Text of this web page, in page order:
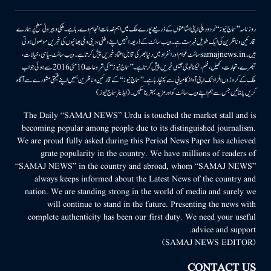
روزنامہ ’’سماج نیوز‘‘ اُردو دہلی اپنی اشاعتوں کے ذریعے پورے ملک میں اہم خدمات انجام دے رہا ہے۔ ملکی وبیرونی سطح پر ہمارے
قارئین وناظرین کی ایک طویل فہرست ہے۔ ویب سائٹ کے ذریعہ انہیں اپنے وطنی، دینی وملی بھائیوں کی خبریں موصول ہوتی
ہیں۔samajnews.inسائٹ عوام اور انفراد میں دنیا بھر کی قابل اعتماد خبریں پیش کرتا ہے۔ ویب سائٹ سیاسی، خیالات،
تبصرے، تجارت، کھیل، فلم، ٹیکنالوجی جیسی خبریں پیش کرتا ہے۔ ’’سماج نیوز‘‘ کی شروعات 10مئی 2016 سے ہوئی جو اب
ملک کے کروڑوں افراد تک اپنی آواز کامیابی سے پہنچا رہا ہے۔ ’’سماج نیوز‘‘ کے قارئین وناظرین ہمیں اپنے قیمتی مشورے سے آگاہ
کریں یا بتائیں جس سے ہم اپنے ویب سائٹ کو اور مزید بہتر بناسکیں۔ (ایڈیٹر سماج نیوز)
The Daily “SAMAJ NEWS” Urdu is touched the market stall and is
becoming popular among people due to its distinguished journalism.
We are proud fully asked during this Period News Paper has achieved
grate popularity in the country. We have millions of readers of
“SAMAJ NEWS” in the country and abroad, whom “SAMAJ NEWS”
always keeps informed about the Latest News of the country and
nation. We are standing strong in the world of media and surely we
will continue to stand in the future. Presenting the news with
complete authenticity has been our first duty. We need your useful
advice and support.
(SAMAJ NEWS EDITOR)